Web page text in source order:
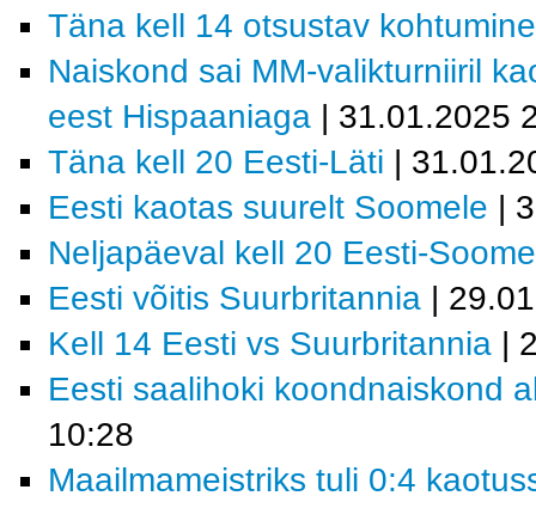
Täna kell 14 otsustav
Naiskond sai MM-valikturniiril
eest Hispaaniaga | 31.01.2025
Täna kell 20 Eesti-Läti |
Eesti kaotas suurelt Soomele |
Neljapäeval kell 20 Eesti-Soome
Eesti võitis Suurbritannia |
Kell 14 Eesti vs Suurbritannia |
Eesti saalihoki koondnaiskond
10:28
Maailmameistriks tuli 0:4